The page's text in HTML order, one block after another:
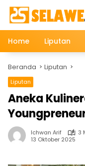
Langsung
konten
Home
Liputan
Beranda Liputan
Liputan
Aneka
Ichwan Arif
3
13 Oktober 2025